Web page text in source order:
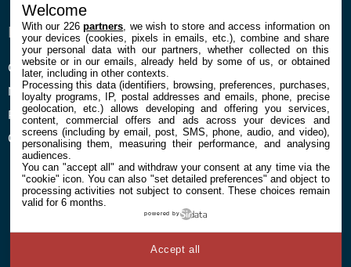
ENTREPRISE
Confidentialité et Cookies
Mentions légales et CGU
Préférences Cookies
Qui sommes nous
À PROPOS
Contact
Welcome
With our 226partners , we wish to store and access information on
your devices (cookies, pixels in emails, etc.), combine and share
your personal data with our partners, whether collected on this
website or in our emails, already held by some of us, or obtained
later, including in other contexts.
Processing this data (identifiers, browsing, preferences, purchases,
loyalty programs, IP, postal addresses and emails, phone, precise
geolocation, etc.) allows developing and offering you services,
content, commercial offers and ads across your devices and
screens (including by email, post, SMS, phone, audio, and video),
personalising them, measuring their performance, and analysing
audiences.
You can "accept all" and withdraw your consent at any time via the
"cookie" icon. You can also "set detailed preferences" and object to
processing activities not subject to consent. These choices remain
valid for 6 months.
powered by
Accept all